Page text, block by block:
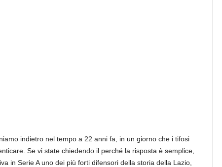
indietro nel tempo a 22 anni fa, in un giorno che i tifosi
Se vi state chiedendo il perché la risposta è semplice,
in Serie A uno dei più forti difensori della storia della Lazio,